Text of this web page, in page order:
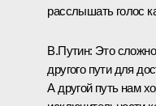
расслышать голос
В.Путин: Это
другого пути для
А другой путь нам